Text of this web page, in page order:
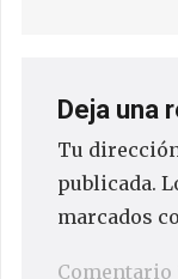
Deja una
Tu
publicada.
marcados